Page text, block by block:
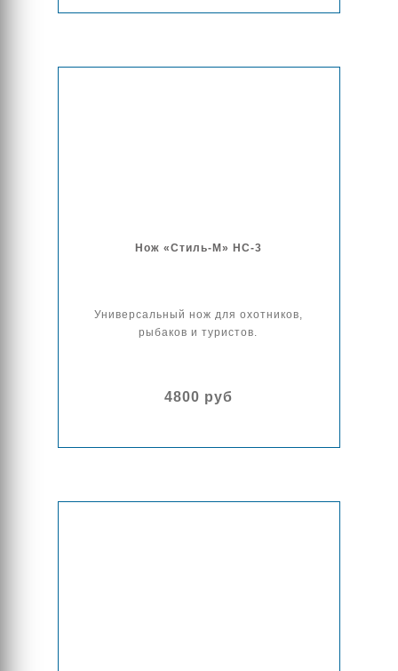
Нож «Стиль-М» НС-3
Универсальный нож для охотников,
рыбаков и туристов.
4800 руб